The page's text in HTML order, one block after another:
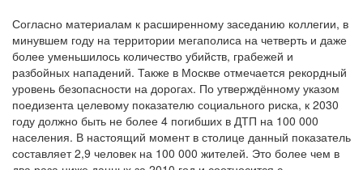
Согласно материалам к расширенному заседанию коллегии, в
минувшем году на территории мегаполиса на четверть и даже
более уменьшилось количество убийств, грабежей и
разбойных нападений. Также в Москве отмечается рекордный
уровень безопасности на дорогах. По утверждённому указом
поедизента целевому показателю социального риска, к 2030
году должно быть не более 4 погибших в ДТП на 100 000
населения. В настоящий момент в столице данный показатель
составляет 2,9 человек на 100 000 жителей. Это более чем в